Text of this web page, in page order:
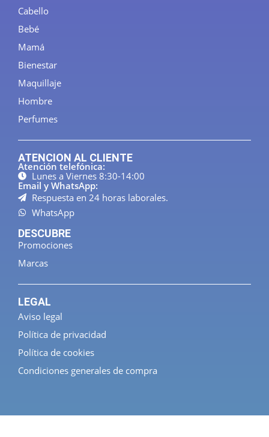
Cabello
Bebé
Mamá
Bienestar
Maquillaje
Hombre
Perfumes
ATENCION AL CLIENTE
Atención telefónica:
Lunes a Viernes 8:30-14:00
Email y WhatsApp:
Respuesta en 24 horas laborales.
WhatsApp
DESCUBRE
Promociones
Marcas
LEGAL
Aviso legal
Política de privacidad
Política de cookies
Condiciones generales de compra